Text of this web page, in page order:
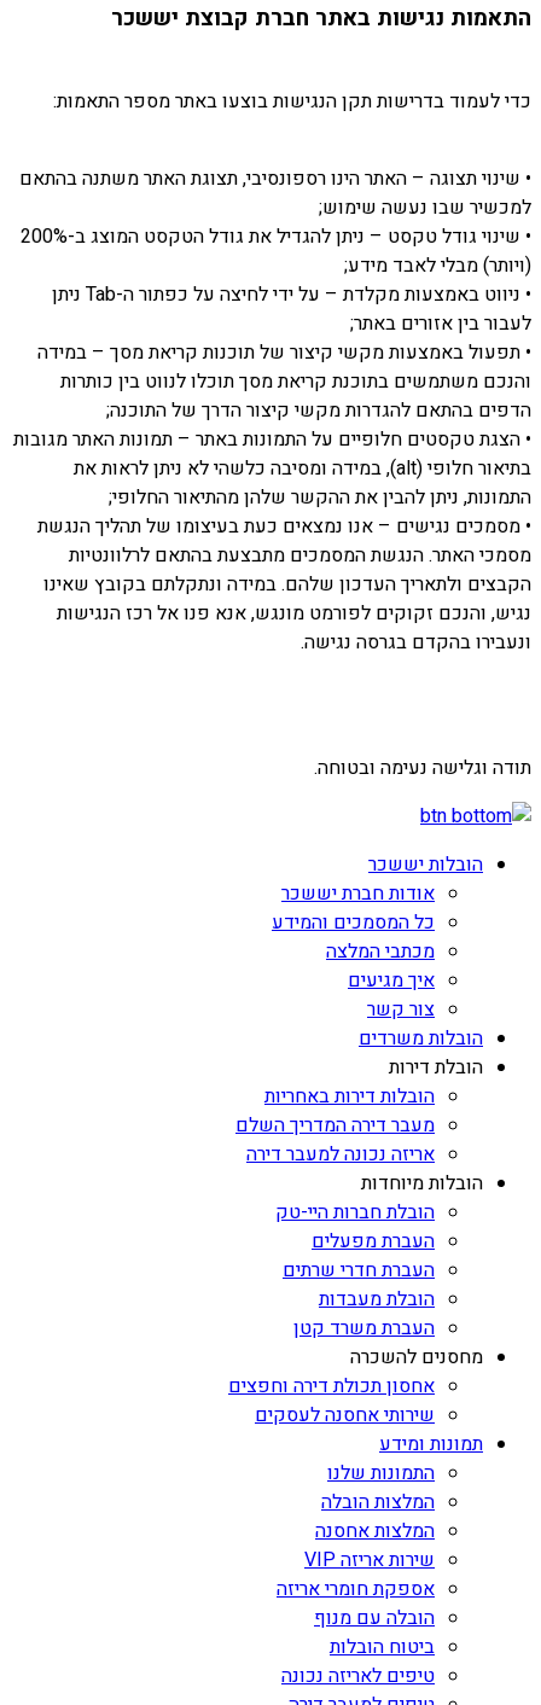
התאמות נגישות באתר חברת קבוצת יששכר
כדי לעמוד בדרישות תקן הנגישות בוצעו באתר מספר התאמות:
• שינוי תצוגה – האתר הינו רספונסיבי, תצוגת האתר משתנה בהתאם
למכשיר שבו נעשה שימוש;
• שינוי גודל טקסט – ניתן להגדיל את גודל הטקסט המוצג ב-200%
(ויותר) מבלי לאבד מידע;
• ניווט באמצעות מקלדת – על ידי לחיצה על כפתור ה-Tab ניתן
לעבור בין אזורים באתר;
• תפעול באמצעות מקשי קיצור של תוכנות קריאת מסך – במידה
והנכם משתמשים בתוכנת קריאת מסך תוכלו לנווט בין כותרות
הדפים בהתאם להגדרות מקשי קיצור הדרך של התוכנה;
• הצגת טקסטים חלופיים על התמונות באתר – תמונות האתר מגובות
בתיאור חלופי (alt), במידה ומסיבה כלשהי לא ניתן לראות את
התמונות, ניתן להבין את ההקשר שלהן מהתיאור החלופי;
• מסמכים נגישים – אנו נמצאים כעת בעיצומו של תהליך הנגשת
מסמכי האתר. הנגשת המסמכים מתבצעת בהתאם לרלוונטיות
הקבצים ולתאריך העדכון שלהם. במידה ונתקלתם בקובץ שאינו
נגיש, והנכם זקוקים לפורמט מונגש, אנא פנו אל רכז הנגישות
ונעבירו בהקדם בגרסה נגישה.
תודה וגלישה נעימה ובטוחה.
הובלות יששכר
אודות חברת יששכר
כל המסמכים והמידע
מכתבי המלצה
איך מגיעים
צור קשר
הובלות משרדים
הובלת דירות
הובלות דירות באחריות
מעבר דירה המדריך השלם
אריזה נכונה למעבר דירה
הובלות מיוחדות
הובלת חברות היי-טק
העברת מפעלים
העברת חדרי שרתים
הובלת מעבדות
העברת משרד קטן
מחסנים להשכרה
אחסון תכולת דירה וחפצים
שירותי אחסנה לעסקים
תמונות ומידע
התמונות שלנו
המלצות הובלה
המלצות אחסנה
שירות אריזה VIP
אספקת חומרי אריזה
הובלה עם מנוף
ביטוח הובלות
טיפים לאריזה נכונה